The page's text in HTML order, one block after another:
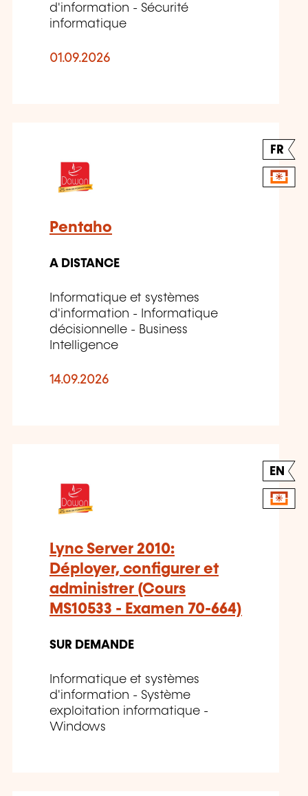
d'information - Sécurité
informatique
01.09.2026
FR
Pentaho
A DISTANCE
Informatique et systèmes
d'information - Informatique
décisionnelle - Business
Intelligence
14.09.2026
EN
Lync Server 2010:
Déployer, configurer et
administrer (Cours
MS10533 - Examen 70-664)
SUR DEMANDE
Informatique et systèmes
d'information - Système
exploitation informatique -
Windows